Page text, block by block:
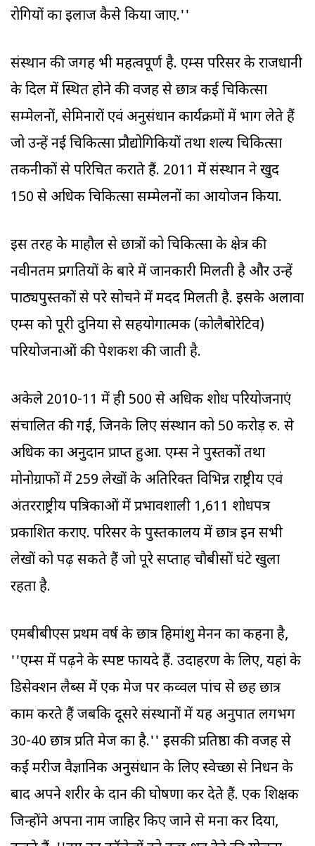
रोगियों का इलाज कैसे किया जाए.''
संस्थान की जगह भी महत्वपूर्ण है. एम्स परिसर के राजधानी
के दिल में स्थित होने की वजह से छात्र कई चिकित्सा
सम्मेलनों, सेमिनारों एवं अनुसंधान कार्यक्रमों में भाग लेते हैं
जो उन्हें नई चिकित्सा प्रौद्योगिकियों तथा शल्य चिकित्सा
तकनीकों से परिचित कराते हैं. 2011 में संस्थान ने खुद
150 से अधिक चिकित्सा सम्मेलनों का आयोजन किया.
इस तरह के माहौल से छात्रों को चिकित्सा के क्षेत्र की
नवीनतम प्रगतियों के बारे में जानकारी मिलती है और उन्हें
पाठ्यपुस्तकों से परे सोचने में मदद मिलती है. इसके अलावा
एम्स को पूरी दुनिया से सहयोगात्मक (कोलैबोरेटिव)
परियोजनाओं की पेशकश की जाती है.
अकेले 2010-11 में ही 500 से अधिक शोध परियोजनाएं
संचालित की गईं, जिनके लिए संस्थान को 50 करोड़ रु. से
अधिक का अनुदान प्राप्त हुआ. एम्स ने पुस्तकों तथा
मोनोग्राफों में 259 लेखों के अतिरिक्त विभिन्न राष्ट्रीय एवं
अंतरराष्ट्रीय पत्रिकाओं में प्रभावशाली 1,611 शोधपत्र
प्रकाशित कराए. परिसर के पुस्तकालय में छात्र इन सभी
लेखों को पढ़ सकते हैं जो पूरे सप्ताह चौबीसों घंटे खुला
रहता है.
एमबीबीएस प्रथम वर्ष के छात्र हिमांशु मेनन का कहना है,
''एम्स में पढ़ने के स्पष्ट फायदे हैं. उदाहरण के लिए, यहां के
डिसेक्शन लैब्स में एक मेज पर कव्वल पांच से छह छात्र
काम करते हैं जबकि दूसरे संस्थानों में यह अनुपात लगभग
30-40 छात्र प्रति मेज का है.'' इसकी प्रतिष्ठा की वजह से
कई मरीज वैज्ञानिक अनुसंधान के लिए स्वेच्छा से निधन के
बाद अपने शरीर के दान की घोषणा कर देते हैं. एक शिक्षक
जिन्होंने अपना नाम जाहिर किए जाने से मना कर दिया,